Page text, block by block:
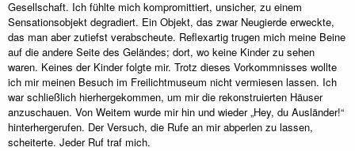
Gesellschaft. Ich fühlte mich kompromittiert, unsicher, zu einem
Sensationsobjekt degradiert. Ein Objekt, das zwar Neugierde erweckte,
das man aber zutiefst verabscheute. Reflexartig trugen mich meine Beine
auf die andere Seite des Geländes; dort, wo keine Kinder zu sehen
waren. Keines der Kinder folgte mir. Trotz dieses Vorkommnisses wollte
ich mir meinen Besuch im Freilichtmuseum nicht vermiesen lassen. Ich
war schließlich hierhergekommen, um mir die rekonstruierten Häuser
anzuschauen. Von Weitem wurde mir hin und wieder „Hey, du Ausländer!“
hinterhergerufen. Der Versuch, die Rufe an mir abperlen zu lassen,
scheiterte. Jeder Ruf traf mich.